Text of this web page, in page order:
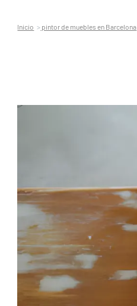
Inicio pintor de muebles en Barcelona